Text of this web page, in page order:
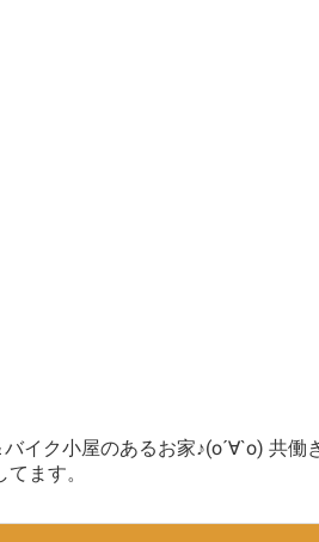
ク小屋のあるお家♪(о´∀`о) 共働
ます。